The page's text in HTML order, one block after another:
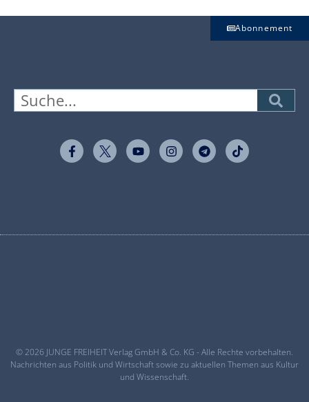
Abonnement
© 2026 JUNGE FREIHEIT Verlag GmbH & Co. KG - Alle Rechte vorbehalten.
Nachrichten aus Politik und Wirtschaft sowie zu aktuellen Themen aus Kultur
und Wissenschaft.